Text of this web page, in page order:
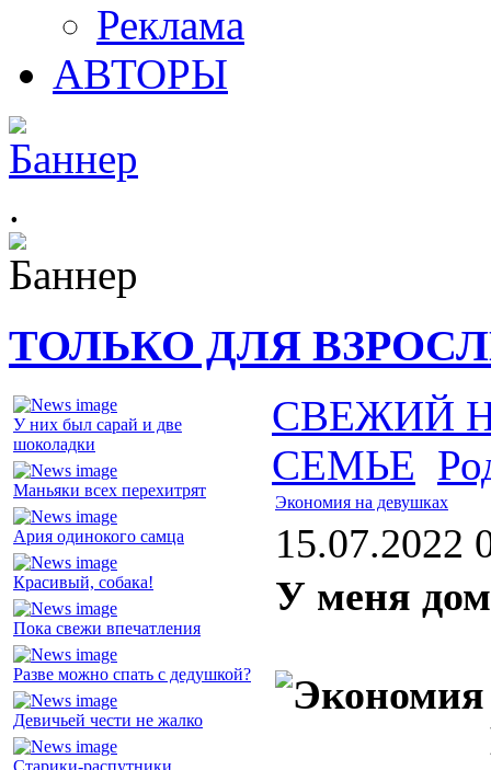
Реклама
АВТОРЫ
.
ТОЛЬКО ДЛЯ
У них был сарай и две
шоколадки
Маньяки всех перехитрят
Ария одинокого самца
Красивый, собака!
Пока свежи впечатления
Разве можно спать с дедушкой?
Девичьей чести не жалко
СВЕЖИЙ
СЕМЬЕ
Экономия на девушках
15.07.2022
У меня